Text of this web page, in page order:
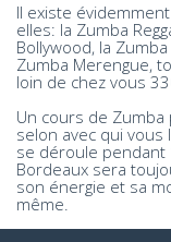
Il existe
elles: la Zumba
Bollywood, la
Zumba Merengue,
loin de chez vous
Un cours de
selon avec qui vous
se déroule
Bordeaux sera
son énergie et sa
même.